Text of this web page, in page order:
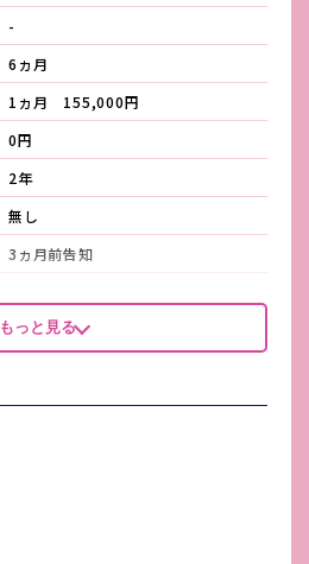
-
6ヵ月
1ヵ月 155,000円
0円
2年
無し
3ヵ月前告知
-
-
-
もっと見る